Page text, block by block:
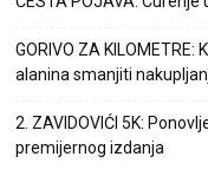
GORIVO ZA
alanina smanjiti
2. ZAVIDOVIĆI 5K:
premijernog izdanja